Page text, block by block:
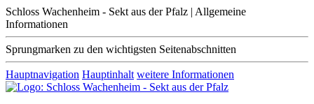
Schloss Wachenheim - Sekt aus der Pfalz | Allgemeine
Informationen
Sprungmarken zu den wichtigsten Seitenabschnitten
Hauptnavigation Hauptinhalt weitere Informationen